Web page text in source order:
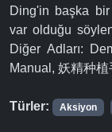
Ding'in başka
var olduğu
Diğer Adları:
Manual, 妖精种植
Türler: Aksiyon